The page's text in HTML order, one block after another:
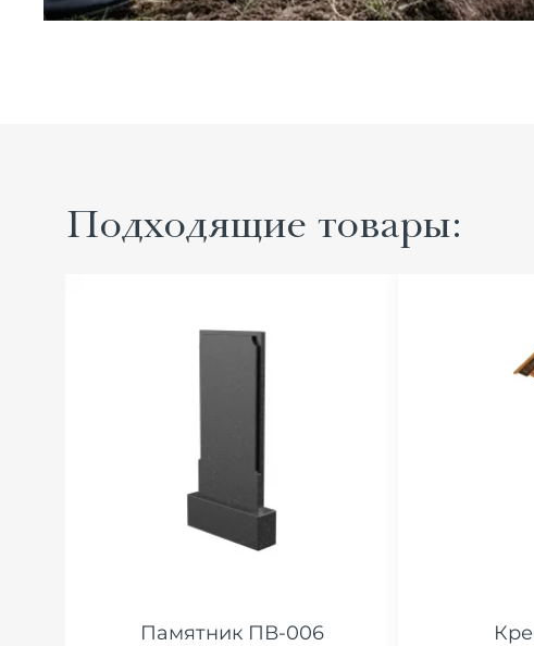
Подходящие товары:
Памятник ПВ-006